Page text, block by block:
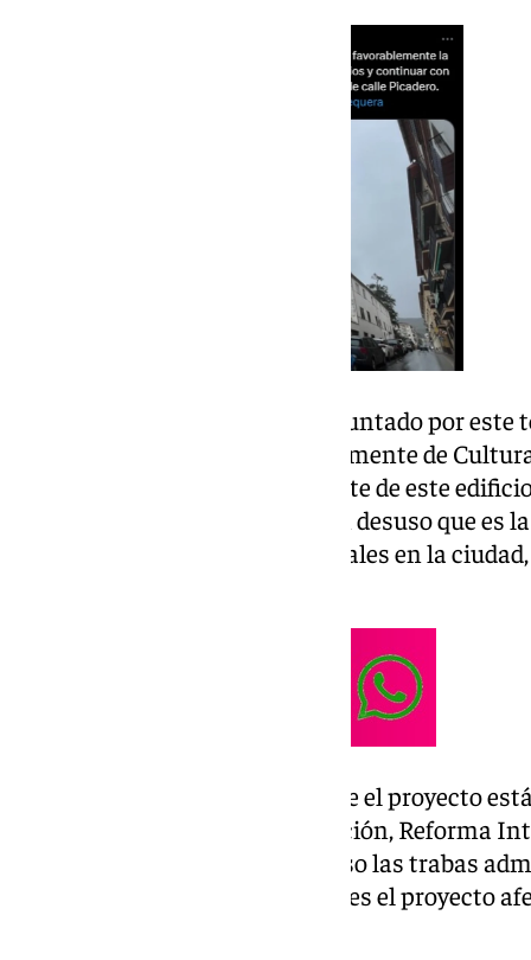
En varias ocasiones, al ser preguntado por
las trabas burocráticas, precisamente de
proyecto. Actualmente, una parte de este
municipales, y hay otra zona en desuso que es
paliar dos de las carencias actuales en la
No es nada fácil, primero porque el proyecto
PEPRI (Plan Especial de Protección, Reforma
Histórico de Antequera) y por eso las trabas
segregación es fundamental pues el proyecto